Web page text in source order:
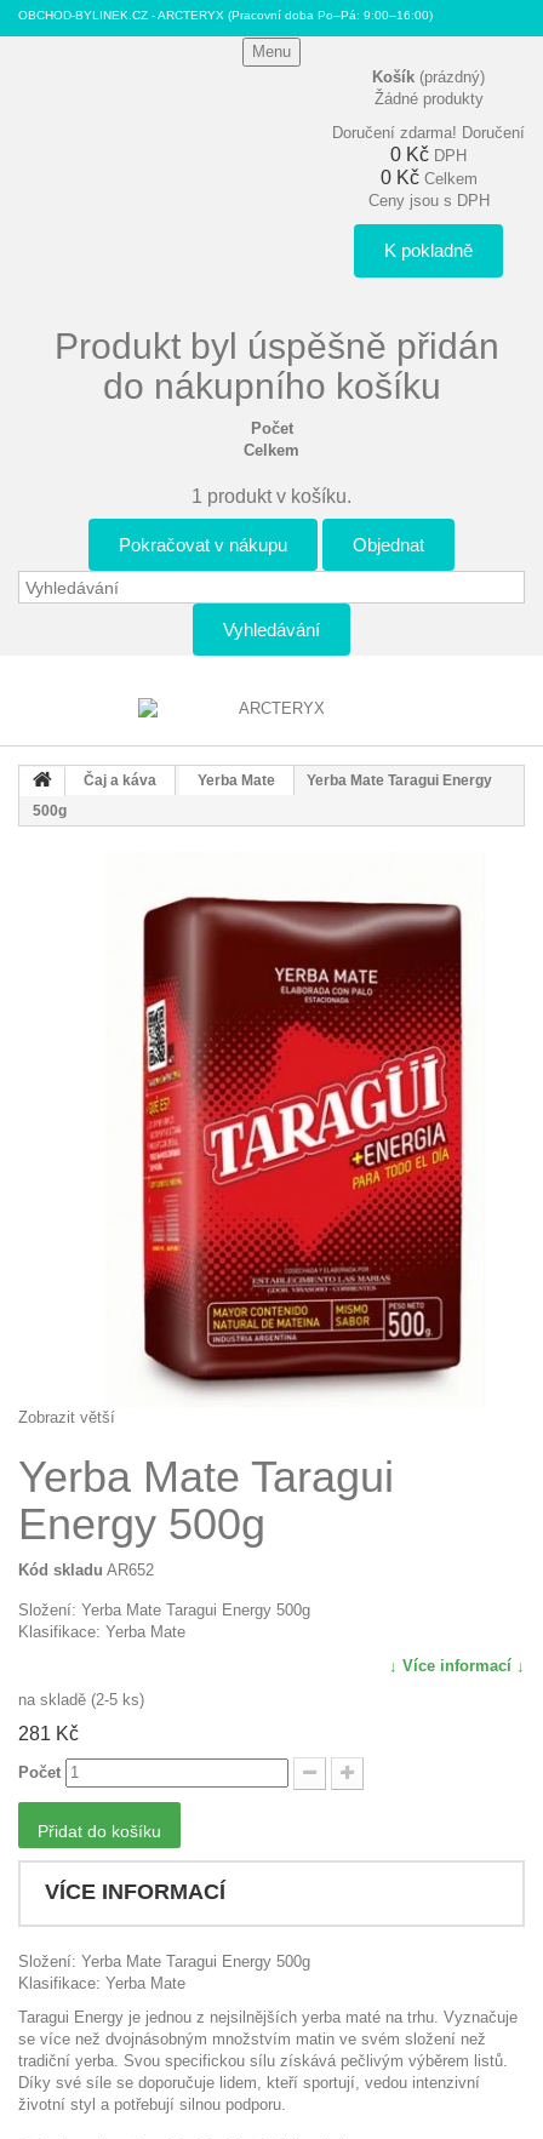
OBCHOD-BYLINEK.CZ - ARCTERYX (Pracovní doba Po–Pá: 9:00–16:00)
Menu
Košík (prázdný)
Žádné produkty
Doručení zdarma! Doručení
0 Kč DPH
0 Kč Celkem
Ceny jsou s DPH
K pokladně
Produkt byl úspěšně přidán
do nákupního košíku
Počet
Celkem
1 produkt v košíku.
Pokračovat v nákupu Objednat
Vyhledávání
Čaj a káva Yerba Mate
Yerba Mate Taragui Energy
500g
Zobrazit větší
Yerba Mate Taragui
Energy 500g
Kód skladu AR652
Složení: Yerba Mate Taragui Energy 500g
Klasifikace: Yerba Mate
↓ Více informací ↓
na skladě (2-5 ks)
281 Kč
Počet
Přidat do košíku
VÍCE INFORMACÍ
Složení: Yerba Mate Taragui Energy 500g
Klasifikace: Yerba Mate
Taragui Energy je jednou z nejsilnějších yerba maté na trhu. Vyznačuje
se více než dvojnásobným množstvím matin ve svém složení než
tradiční yerba. Svou specifickou sílu získává pečlivým výběrem listů.
Díky své síle se doporučuje lidem, kteří sportují, vedou intenzivní
životní styl a potřebují silnou podporu.